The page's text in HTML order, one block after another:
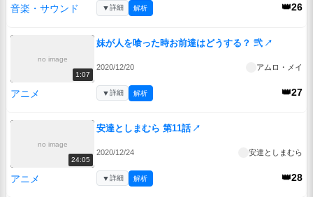
音楽・サウンド 👑26
▼詳細 解析
no image
1:07
妹が人を喰った時お前達はどうする？ 弐 ↗
2020/12/20 アムロ・メイ
アニメ 👑27
▼詳細 解析
no image
24:05
安達としまむら 第11話 ↗
2020/12/24 安達としまむら
アニメ 👑28
▼詳細 解析